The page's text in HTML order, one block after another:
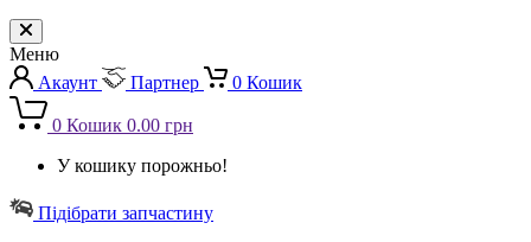
Меню
Акаунт
Партнер 0 Кошик
0 Кошик 0.00 грн
У кошику порожньо!
Підібрати запчастину